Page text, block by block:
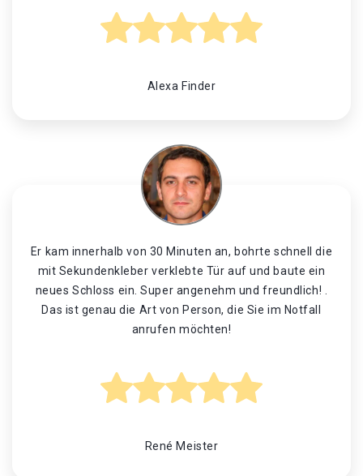
Alexa Finder
Er kam innerhalb von 30 Minuten an, bohrte schnell die
mit Sekundenkleber verklebte Tür auf und baute ein
neues Schloss ein. Super angenehm und freundlich! .
Das ist genau die Art von Person, die Sie im Notfall
anrufen möchten!
René Meister